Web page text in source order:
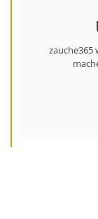
zauche365